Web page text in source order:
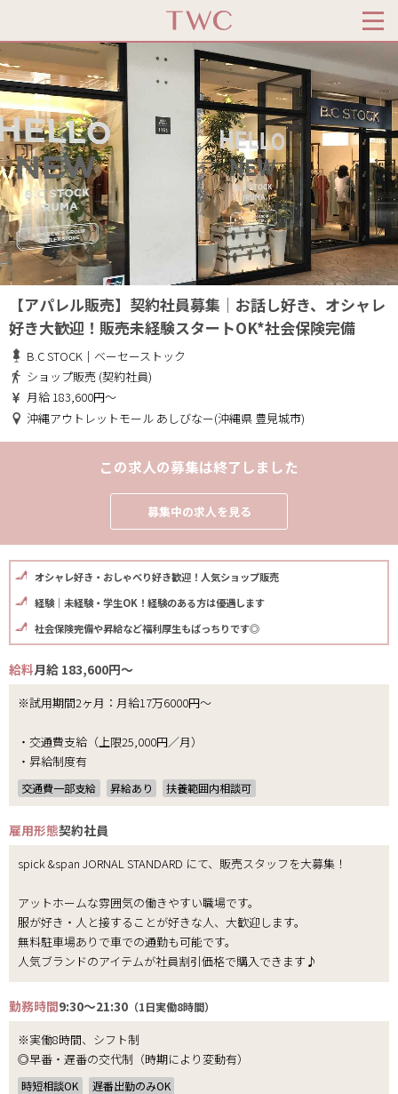
【アパレル販売】契約社員募集│お話し好き、オシャレ
好き大歓迎！販売未経験スタートOK*社会保険完備
B.C STOCK｜ベーセーストック
ショップ販売 (契約社員)
月給 183,600円～
沖縄アウトレットモール あしびなー(沖縄県 豊見城市)
この求人の募集は終了しました
募集中の求人を見る
オシャレ好き・おしゃべり好き歓迎！人気ショップ販売
経験｜未経験・学生OK！経験のある方は優遇します
社会保険完備や昇給など福利厚生もばっちりです◎
給料月給 183,600円～
※試用期間2ヶ月：月給17万6000円～
・交通費支給（上限25,000円／月）
・昇給制度有
交通費一部支給 昇給あり 扶養範囲内相談可
雇用形態契約社員
spick &span JORNAL STANDARD にて、販売スタッフを大募集！
アットホームな雰囲気の働きやすい職場です。
服が好き・人と接することが好きな人、大歓迎します。
無料駐車場ありで車での通勤も可能です。
人気ブランドのアイテムが社員割引価格で購入できます♪
勤務時間9:30～21:30 （1日実働8時間）
※実働8時間、シフト制
◎早番・遅番の交代制（時期により変動有）
時短相談OK 遅番出勤のみOK